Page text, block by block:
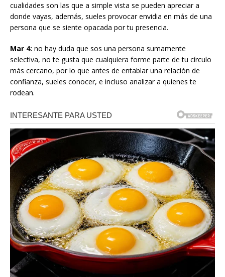
cualidades son las que a simple vista se pueden apreciar a
donde vayas, además, sueles provocar envidia en más de una
persona que se siente opacada por tu presencia.
Mar 4: no hay duda que sos una persona sumamente
selectiva, no te gusta que cualquiera forme parte de tu círculo
más cercano, por lo que antes de entablar una relación de
confianza, sueles conocer, e incluso analizar a quienes te
rodean.